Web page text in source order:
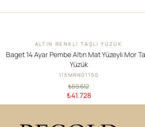
ALTIN RENKLI TAŞLI YÜZÜK
Baget 14 Ayar Pembe Altın Mat Yüzeyli Mor
Yüzük
115MRN01150
₺59.612
₺41.728